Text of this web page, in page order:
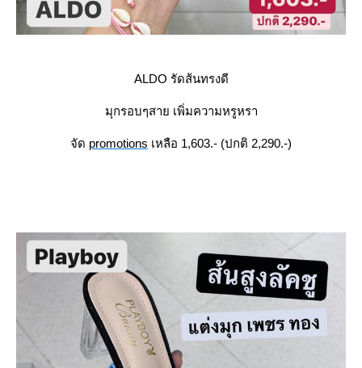
ALDO รัดส้นทรงดี
มุกรอบๆสาย เพิ่มความหรูหรา
จัด promotions เหลือ 1,603.- (ปกติ 2,290.-)